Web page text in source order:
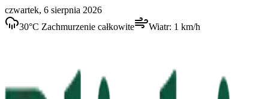
czwartek, 6 sierpnia 2026
30°C Zachmurzenie całkowite Wiatr: 1 km/h